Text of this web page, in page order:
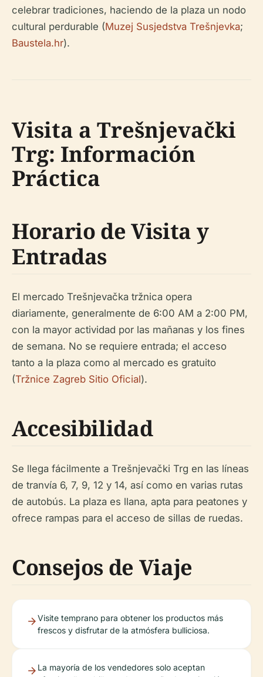
celebrar tradiciones, haciendo de la plaza un nodo
cultural perdurable (Muzej Susjedstva Trešnjevka;
Baustela.hr).
Visita a Trešnjevački
Trg: Información
Práctica
Horario de Visita y
Entradas
El mercado Trešnjevačka tržnica opera
diariamente, generalmente de 6:00 AM a 2:00 PM,
con la mayor actividad por las mañanas y los fines
de semana. No se requiere entrada; el acceso
tanto a la plaza como al mercado es gratuito
(Tržnice Zagreb Sitio Oficial).
Accesibilidad
Se llega fácilmente a Trešnjevački Trg en las líneas
de tranvía 6, 7, 9, 12 y 14, así como en varias rutas
de autobús. La plaza es llana, apta para peatones y
ofrece rampas para el acceso de sillas de ruedas.
Consejos de Viaje
Visite temprano para obtener los productos más
frescos y disfrutar de la atmósfera bulliciosa.
La mayoría de los vendedores solo aceptan